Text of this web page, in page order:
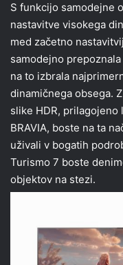
S funkcijo samodejne
nastavitve visokega
med začetno
samodejno
na to izbrala
dinamičnega obsega.
slike HDR,
BRAVIA, boste na ta
uživali v bogatih
Turismo 7 boste
objektov na stezi.